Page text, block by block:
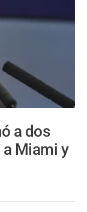
a dos
Miami y